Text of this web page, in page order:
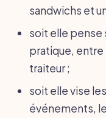
sandwichs et
soit elle pense
pratique,
traiteur ;
soit elle vise
événements,